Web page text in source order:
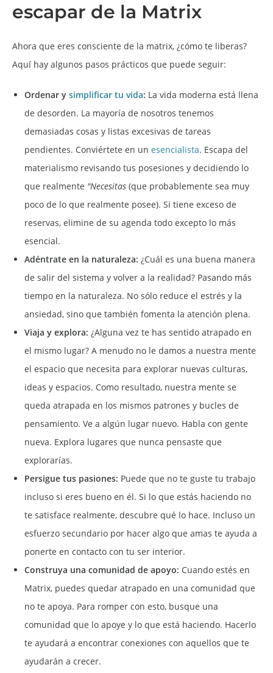
escapar de la Matrix
Ahora que eres consciente de la matrix, ¿cómo te liberas?
Aquí hay algunos pasos prácticos que puede seguir:
Ordenar y simplificar tu vida: La vida moderna está llena
de desorden. La mayoría de nosotros tenemos
demasiadas cosas y listas excesivas de tareas
pendientes. Conviértete en un esencialista. Escapa del
materialismo revisando tus posesiones y decidiendo lo
que realmente "Necesitas (que probablemente sea muy
poco de lo que realmente posee). Si tiene exceso de
reservas, elimine de su agenda todo excepto lo más
esencial.
Adéntrate en la naturaleza: ¿Cuál es una buena manera
de salir del sistema y volver a la realidad? Pasando más
tiempo en la naturaleza. No sólo reduce el estrés y la
ansiedad, sino que también fomenta la atención plena.
Viaja y explora: ¿Alguna vez te has sentido atrapado en
el mismo lugar? A menudo no le damos a nuestra mente
el espacio que necesita para explorar nuevas culturas,
ideas y espacios. Como resultado, nuestra mente se
queda atrapada en los mismos patrones y bucles de
pensamiento. Ve a algún lugar nuevo. Habla con gente
nueva. Explora lugares que nunca pensaste que
explorarías.
Persigue tus pasiones: Puede que no te guste tu trabajo
incluso si eres bueno en él. Si lo que estás haciendo no
te satisface realmente, descubre qué lo hace. Incluso un
esfuerzo secundario por hacer algo que amas te ayuda a
ponerte en contacto con tu ser interior.
Construya una comunidad de apoyo: Cuando estés en
Matrix, puedes quedar atrapado en una comunidad que
no te apoya. Para romper con esto, busque una
comunidad que lo apoye y lo que está haciendo. Hacerlo
te ayudará a encontrar conexiones con aquellos que te
ayudarán a crecer.